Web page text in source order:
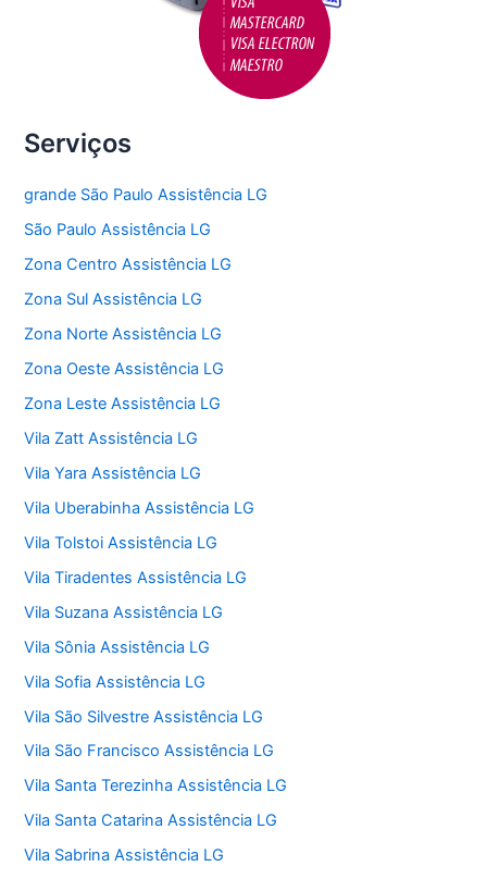
Serviços
grande São Paulo Assistência LG
São Paulo Assistência LG
Zona Centro Assistência LG
Zona Sul Assistência LG
Zona Norte Assistência LG
Zona Oeste Assistência LG
Zona Leste Assistência LG
Vila Zatt Assistência LG
Vila Yara Assistência LG
Vila Uberabinha Assistência LG
Vila Tolstoi Assistência LG
Vila Tiradentes Assistência LG
Vila Suzana Assistência LG
Vila Sônia Assistência LG
Vila Sofia Assistência LG
Vila São Silvestre Assistência LG
Vila São Francisco Assistência LG
Vila Santa Terezinha Assistência LG
Vila Santa Catarina Assistência LG
Vila Sabrina Assistência LG